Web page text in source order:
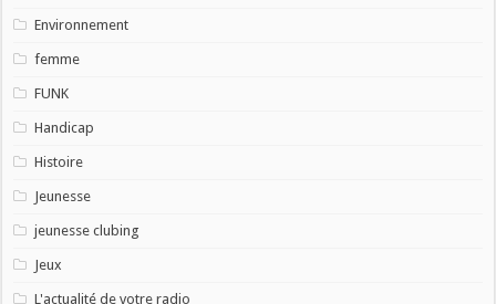
Environnement
femme
FUNK
Handicap
Histoire
Jeunesse
jeunesse clubing
Jeux
L'actualité de votre radio